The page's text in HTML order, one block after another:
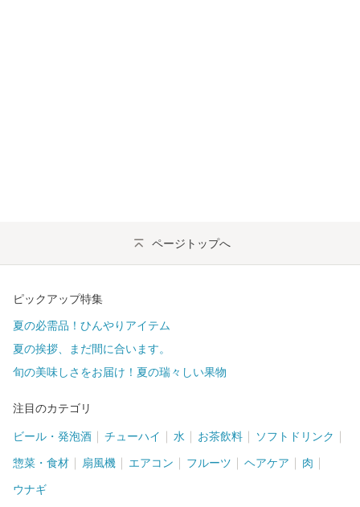
ページトップへ
ピックアップ特集
夏の必需品！ひんやりアイテム
夏の挨拶、まだ間に合います。
旬の美味しさをお届け！夏の瑞々しい果物
注目のカテゴリ
ビール・発泡酒 チューハイ 水 お茶飲料 ソフトドリンク
惣菜・食材 扇風機 エアコン フルーツ ヘアケア 肉
ウナギ